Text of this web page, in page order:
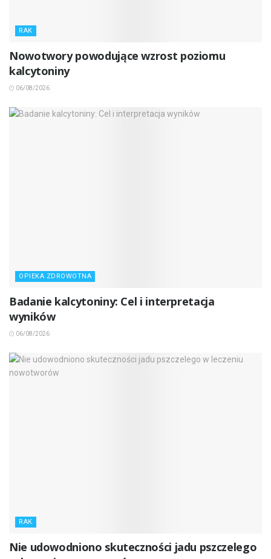
RAK
Nowotwory powodujące wzrost poziomu
kalcytoniny
06/08/2026
OPIEKA ZDROWOTNA
Badanie kalcytoniny: Cel i interpretacja
wyników
06/08/2026
RAK
Nie udowodniono skuteczności jadu pszczelego